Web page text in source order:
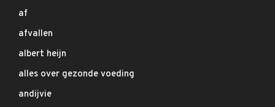
af
afvallen
albert heijn
alles over gezonde voeding
andijvie